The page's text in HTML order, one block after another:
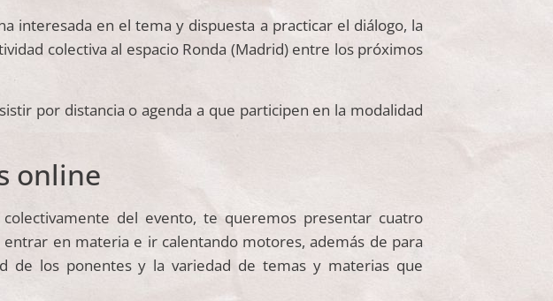
interesada en el tema y dispuesta a practicar el diálogo, la
colectiva al espacio Ronda (Madrid) entre los próximos
por distancia o agenda a que participen en la modalidad
online
del evento, te queremos presentar cuatro
en materia e ir calentando motores, además de para
de los ponentes y la variedad de temas y materias que